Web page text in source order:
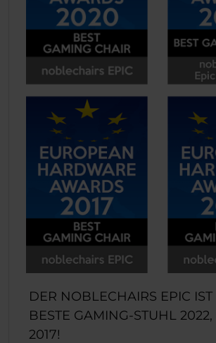
DER NOBLECHAIRS EPIC IST
BESTE GAMING-STUHL 2022,
2017!